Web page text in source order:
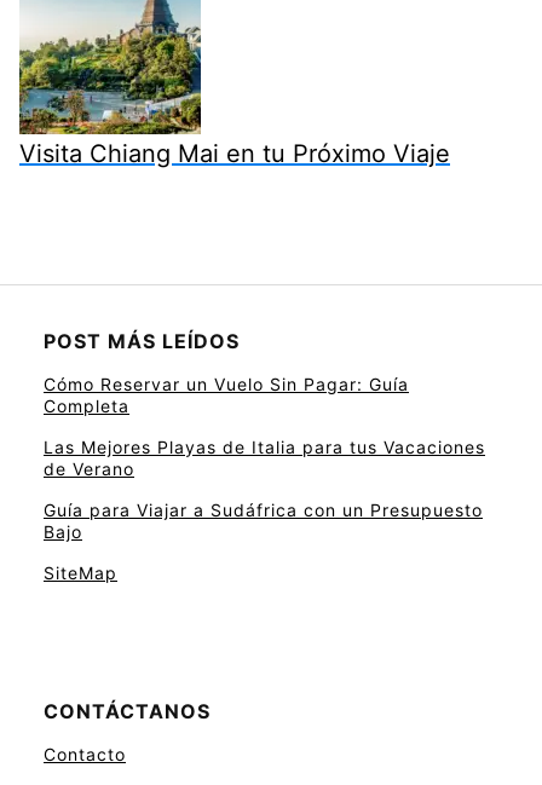
Visita Chiang Mai en tu Próximo Viaje
POST MÁS LEÍDOS
Cómo Reservar un Vuelo Sin Pagar: Guía
Completa
Las Mejores Playas de Italia para tus Vacaciones
de Verano
Guía para Viajar a Sudáfrica con un Presupuesto
Bajo
SiteMap
CONTÁCTANOS
Contacto